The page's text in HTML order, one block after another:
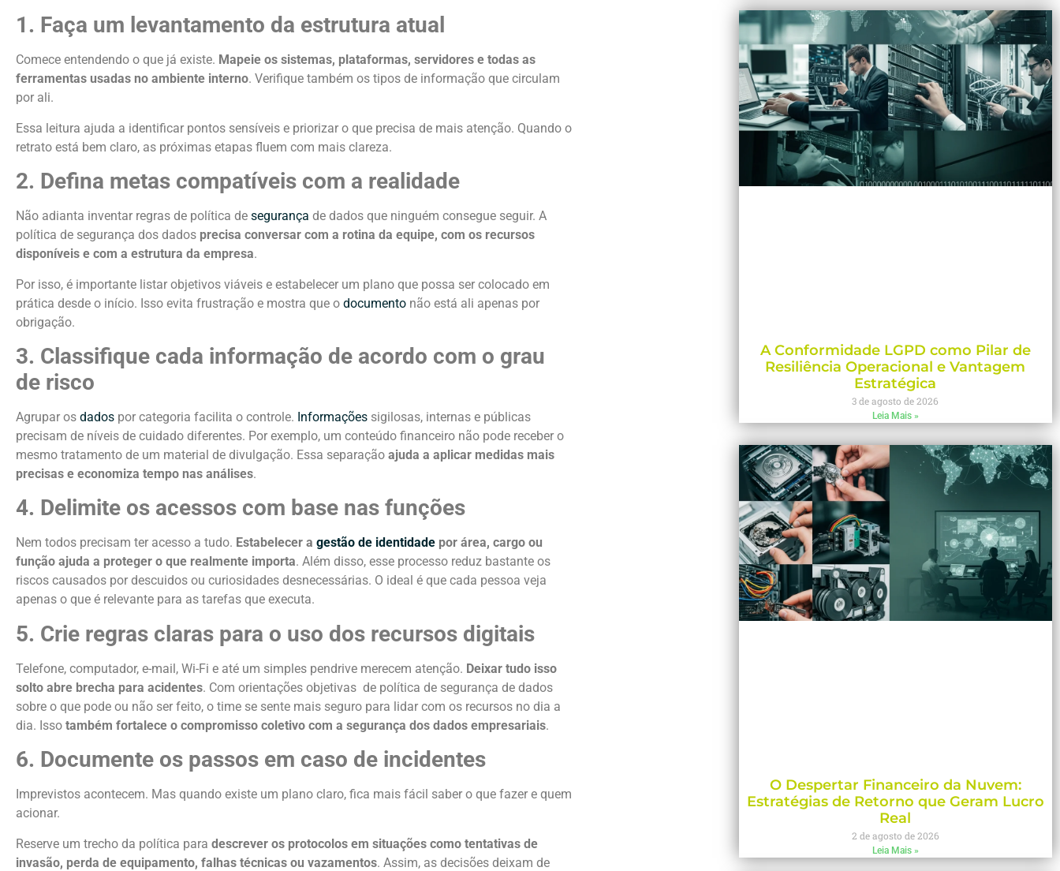
1. Faça um levantamento da estrutura atual
Comece entendendo o que já existe. Mapeie os sistemas, plataformas, servidores e todas as
ferramentas usadas no ambiente interno. Verifique também os tipos de informação que circulam
por ali.
Essa leitura ajuda a identificar pontos sensíveis e priorizar o que precisa de mais atenção. Quando o
retrato está bem claro, as próximas etapas fluem com mais clareza.
2. Defina metas compatíveis com a realidade
Não adianta inventar regras de política de segurança de dados que ninguém consegue seguir. A
política de segurança dos dados precisa conversar com a rotina da equipe, com os recursos
disponíveis e com a estrutura da empresa.
Por isso, é importante listar objetivos viáveis e estabelecer um plano que possa ser colocado em
prática desde o início. Isso evita frustração e mostra que o documento não está ali apenas por
obrigação.
3. Classifique cada informação de acordo com o grau
de risco
Agrupar os dados por categoria facilita o controle. Informações sigilosas, internas e públicas
precisam de níveis de cuidado diferentes. Por exemplo, um conteúdo financeiro não pode receber o
mesmo tratamento de um material de divulgação. Essa separação ajuda a aplicar medidas mais
precisas e economiza tempo nas análises.
4. Delimite os acessos com base nas funções
Nem todos precisam ter acesso a tudo. Estabelecer a gestão de identidade por área, cargo ou
função ajuda a proteger o que realmente importa. Além disso, esse processo reduz bastante os
riscos causados por descuidos ou curiosidades desnecessárias. O ideal é que cada pessoa veja
apenas o que é relevante para as tarefas que executa.
5. Crie regras claras para o uso dos recursos digitais
Telefone, computador, e-mail, Wi-Fi e até um simples pendrive merecem atenção. Deixar tudo isso
solto abre brecha para acidentes. Com orientações objetivas de política de segurança de dados
sobre o que pode ou não ser feito, o time se sente mais seguro para lidar com os recursos no dia a
dia. Isso também fortalece o compromisso coletivo com a segurança dos dados empresariais.
6. Documente os passos em caso de incidentes
Imprevistos acontecem. Mas quando existe um plano claro, fica mais fácil saber o que fazer e quem
acionar.
Reserve um trecho da política para descrever os protocolos em situações como tentativas de
invasão, perda de equipamento, falhas técnicas ou vazamentos. Assim, as decisões deixam de
A Conformidade LGPD como Pilar de
Resiliência Operacional e Vantagem
Estratégica
3 de agosto de 2026
Leia Mais »
O Despertar Financeiro da Nuvem:
Estratégias de Retorno que Geram Lucro
Real
2 de agosto de 2026
Leia Mais »